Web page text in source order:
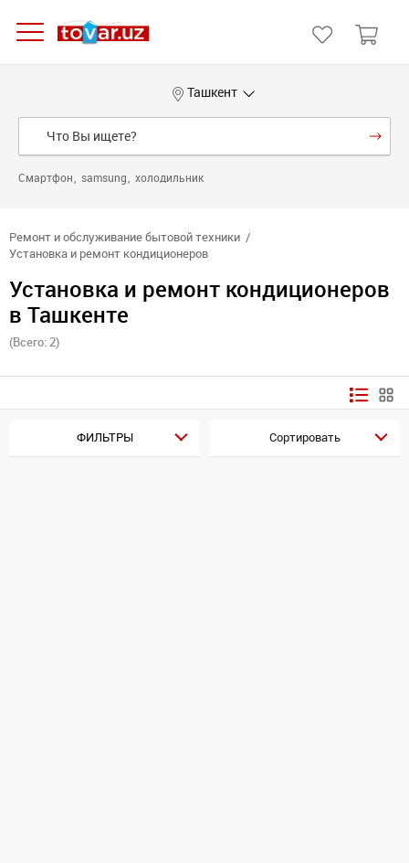
Ташкент
Смартфон samsung холодильник
Ремонт и обслуживание бытовой техники
Установка и ремонт кондиционеров
Установка и ремонт кондиционеров
в Ташкенте
(Всего: 2)
ФИЛЬТРЫ Сортировать